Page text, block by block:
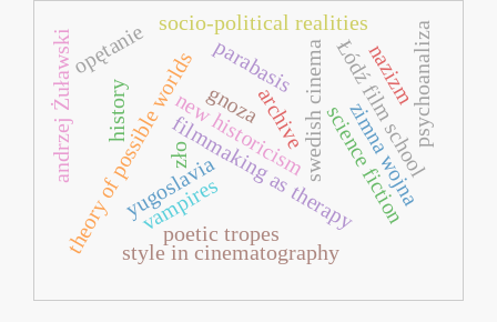
filmmaking as therapy
theory of possible worlds
vampires
swedish cinema
poetic tropes
new historicism
socio-political realities
archive
history science fiction
parabasis
yugoslavia
style in cinematography
Łódź film school
psychoanaliza
gnoza zimna wojna
opętanie
zło
andrzej Żuławski nazizm